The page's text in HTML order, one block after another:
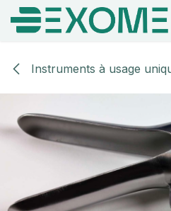
Se rendre au contenu
Instruments à usage